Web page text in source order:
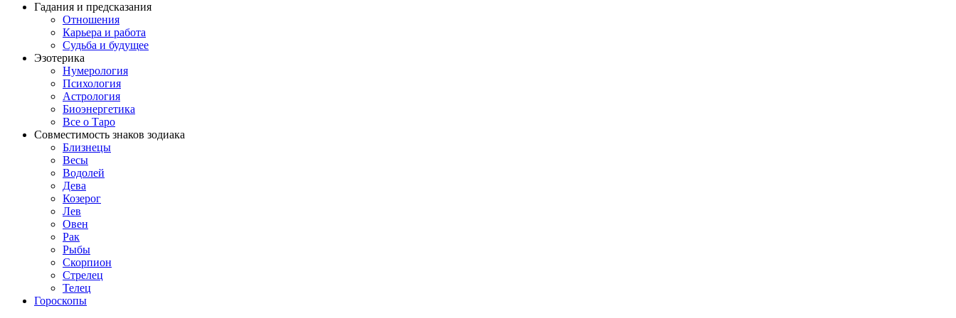
Гадания и предсказания
Отношения
Карьера и работа
Cудьба и будущее
Эзотерика
Нумерология
Психология
Астрология
Биоэнергетика
Все о Таро
Совместимость знаков зодиака
Близнецы
Весы
Водолей
Дева
Козерог
Лев
Овен
Рак
Рыбы
Скорпион
Стрелец
Телец
Гороскопы